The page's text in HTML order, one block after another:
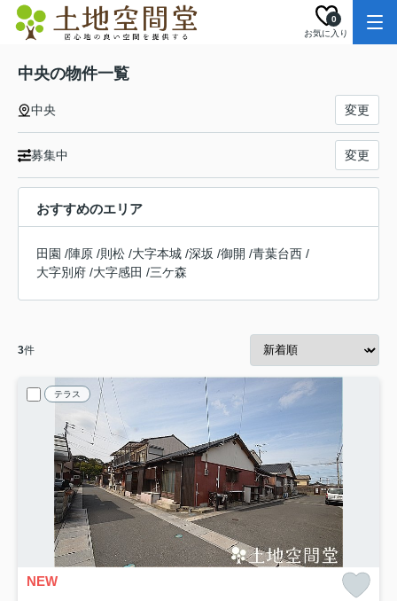
お気に入り
0
中央の物件一覧
中央 変更
募集中 変更
おすすめのエリア
田園 /陣原 /則松 /大字本城 /深坂 /御開 /青葉台西 /
大字別府 /大字感田 /三ケ森
3件
テラス
NEW